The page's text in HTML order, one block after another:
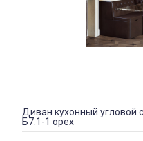
Диван кухонный
Б7.1-1 орех